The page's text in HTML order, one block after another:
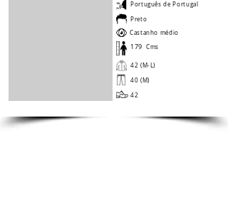
Português de Portugal
Preto
Castanho médio
179 Cms
42 (M-L)
40 (M)
42